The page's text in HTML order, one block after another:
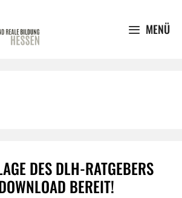
MENÜ
DES DLH-RATGEBERS
BEREIT!